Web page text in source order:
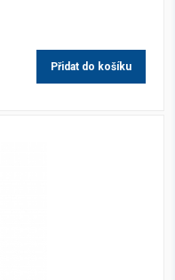
Přidat do košíku